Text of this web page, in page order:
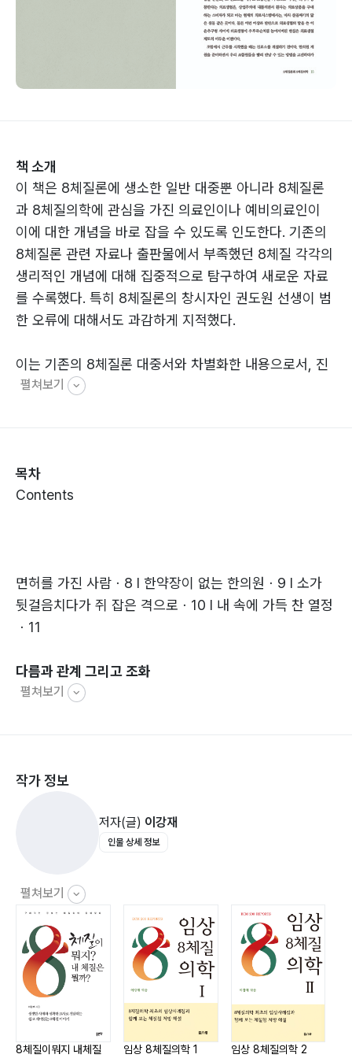
책 소개
이 책은 8체질론에 생소한 일반 대중뿐 아니라 8체질론
과 8체질의학에 관심을 가진 의료인이나 예비의료인이
이에 대한 개념을 바로 잡을 수 있도록 인도한다. 기존의
8체질론 관련 자료나 출판물에서 부족했던 8체질 각각의
생리적인 개념에 대해 집중적으로 탐구하여 새로운 자료
를 수록했다. 특히 8체질론의 창시자인 권도원 선생이 범
한 오류에 대해서도 과감하게 지적했다.
이는 기존의 8체질론 대중서와 차별화한 내용으로서, 진
료실과 삶의 현장에서 늘 8체질론을 생각하고 그에 따라
방향을 인도하는 나침반과 같은 8체질론의 가치를 강조
한다.
펼쳐보기
목차
Contents
면허를 가진 사람ㆍ8 Ⅰ 한약장이 없는 한의원ㆍ9 Ⅰ 소가
뒷걸음치다가 쥐 잡은 격으로ㆍ10 Ⅰ 내 속에 가득 찬 열정
ㆍ11
다름과 관계 그리고 조화
8체질론과 8체질의학
8체질 배열도ㆍ25 Ⅰ 목숨의 뜻ㆍ27 Ⅰ 홀로와 서로ㆍ28 Ⅰ
무당이 사람 잡는다ㆍ33 Ⅰ 사상인론은 8체질론을 품고
있다ㆍ34 Ⅰ 역사 인물 분석ㆍ37 Ⅰ 8체질론은 아직 연륜이
세상을 바꾸고 진보시키는
금양체질(金陽體質) PULMOTONIA
금양체질의 비현실과 목양체질의 현실ㆍ47 Ⅰ 서태지는 신
비주의자인가ㆍ48 Ⅰ 검과 헤어핀ㆍ48 Ⅰ 이소룡과 절권도
ㆍ50 Ⅰ 스티브 잡스 전기ㆍ51 Ⅰ 금니를 빼다ㆍ52 Ⅰ 한약 1
봉의 위력ㆍ55 Ⅰ 자과벽ㆍ56 Ⅰ 탈피ㆍ57 Ⅰ 커피 천국에서
펼쳐보기
작가 정보
저자(글) 이강재
인물 상세 정보
펼쳐보기
8체질이뭐지 내체질 임상 8체질의학 1 임상 8체질의학 2